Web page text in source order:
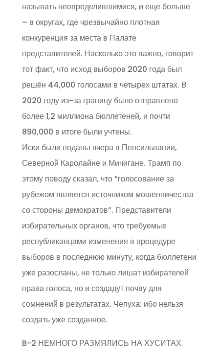
называть неопределившимися, и еще больше
– в округах, где чрезвычайно плотная
конкуренция за места в Палате
представителей. Насколько это важно, говорит
тот факт, что исход выборов 2020 года был
решён 44,000 голосами в четырех штатах. В
2020 году из-за границу было отправлено
более 1,2 миллиона бюллетеней, и почти
890,000 в итоге были учтены.
Иски были поданы вчера в Пенсильвании,
Северной Каролайне и Мичигане. Трамп по
этому поводу сказал, что “голосование за
рубежом является источником мошенничества
со стороны демократов”. Представители
избирательных органов, что требуемые
республиканцами изменения в процедуре
выборов в последнюю минуту, когда бюллетени
уже разосланы, не только лишат избирателей
права голоса, но и создадут почву для
сомнений в результатах. Чепуха: ибо нельзя
создать уже созданное.
B-2 НЕМНОГО РАЗМЯЛИСЬ НА ХУСИТАХ